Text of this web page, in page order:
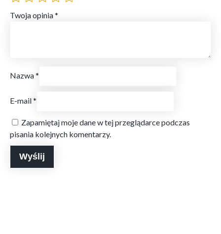
Twoja opinia*
Nazwa*
E-mail*
Zapamiętaj moje dane w tej przeglądarce podczas
pisania kolejnych komentarzy.